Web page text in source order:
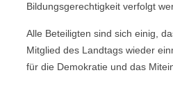
Bildungsgerechtigkeit verfolgt
Alle Beteiligten sind sich einig,
Mitglied des Landtags wieder
für die Demokratie und das